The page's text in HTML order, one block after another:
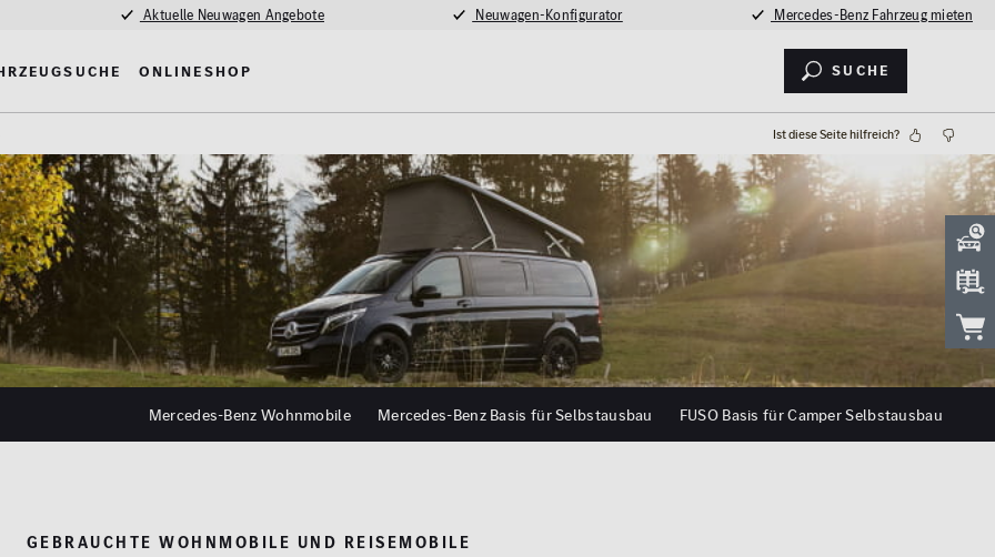
Aktuelle Neuwagen Angebote Neuwagen-Konfigurator Mercedes-Benz Fahrzeug mieten
Onlineshop Suche
Ist diese Seite hilfreich?
Mercedes-Benz Wohnmobile Mercedes-Benz Basis für Selbstausbau FUSO Basis für Camper Selbstausbau
GEBRAUCHTE WOHNMOBILE UND REISEMOBILE